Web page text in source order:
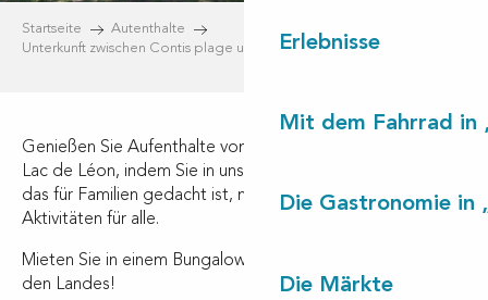
Erlebnisse
Mit dem Fahrrad in
Die Gastronomie in
Die Märkte
Startseite
Autenthalte
Unterkunft zwischen Contis plage und Léon
Feriendorf
Genießen Sie Aufenthalte vom Strand von Contis bis zum
Lac de Léon, indem Sie in unserem
das für Familien gedacht ist, mit Dienstleistungen und
Aktivitäten für alle.
Mieten Sie in einem Bungalow, erleben Sie einen Urlaub in
den Landes!